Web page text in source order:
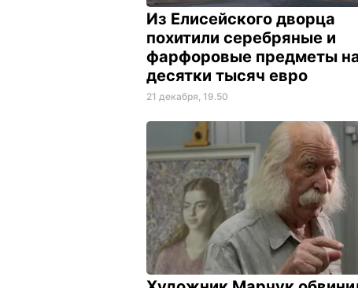
Из Елисейского дворца
похитили серебряные и
фарфоровые предметы
десятки тысяч евро
21 декабря, 19.50